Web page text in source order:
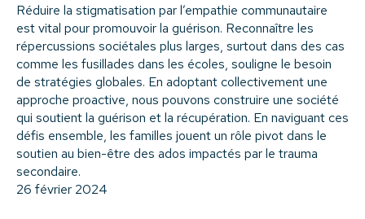
Réduire la stigmatisation par l’empathie communautaire
est vital pour promouvoir la guérison. Reconnaître les
répercussions sociétales plus larges, surtout dans des cas
comme les fusillades dans les écoles, souligne le besoin
de stratégies globales. En adoptant collectivement une
approche proactive, nous pouvons construire une société
qui soutient la guérison et la récupération. En naviguant ces
défis ensemble, les familles jouent un rôle pivot dans le
soutien au bien-être des ados impactés par le trauma
secondaire.
26 février 2024